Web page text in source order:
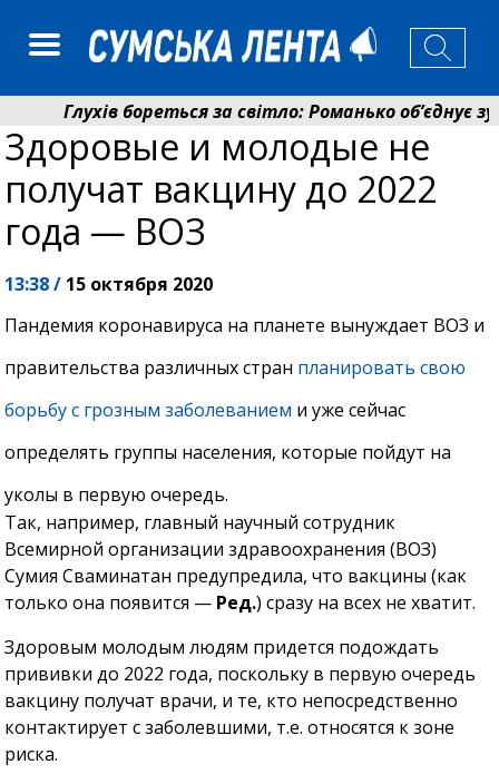
Глухів бореться за світло: Романько об’єднує
Пенсійний фонд Сумщини спрямував 0,2 млрд грн
Здоровые и молодые не
получат вакцину до 2022
года — ВОЗ
13:38 / 15 октября 2020
Пандемия коронавируса на планете вынуждает ВОЗ и
правительства различных стран планировать свою
борьбу с грозным заболеванием и уже сейчас
определять группы населения, которые пойдут на
уколы в первую очередь.
Так, например, главный научный сотрудник
Всемирной организации здравоохранения (ВОЗ)
Сумия Сваминатан предупредила, что вакцины (как
только она появится — Ред.) сразу на всех не хватит.
Здоровым молодым людям придется подождать
прививки до 2022 года, поскольку в первую очередь
вакцину получат врачи, и те, кто непосредственно
контактирует с заболевшими, т.е. относятся к зоне
риска.